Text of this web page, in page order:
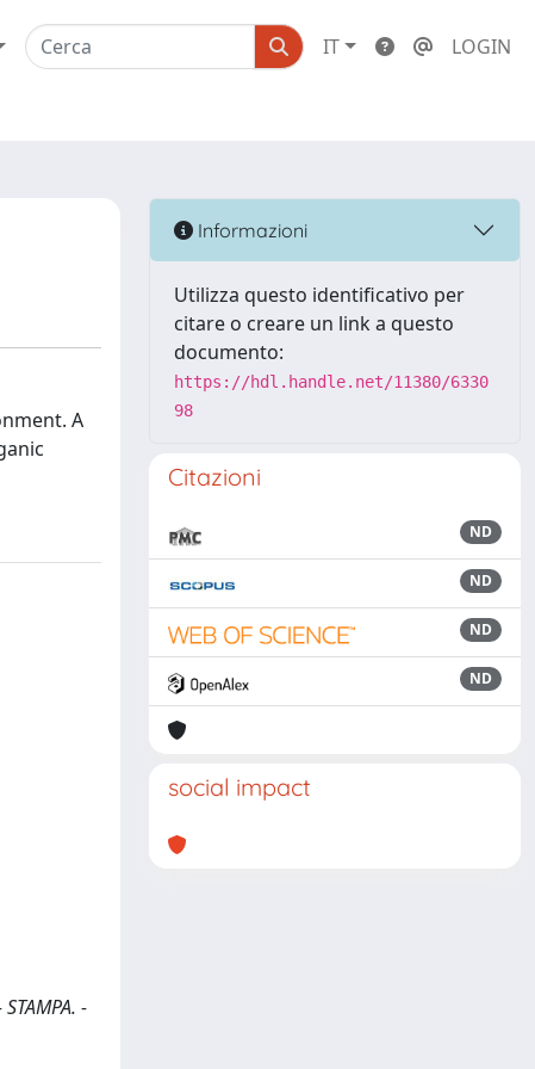
IT LOGIN
A
-
Informazioni
Utilizza questo identificativo per
citare o creare un link a questo
documento:
https://hdl.handle.net/11380/6330
98
Citazioni
ND
ND
ND
ND
social impact